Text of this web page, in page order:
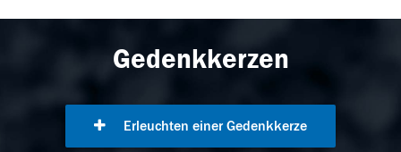
Gedenkkerzen
Erleuchten einer Gedenkkerze